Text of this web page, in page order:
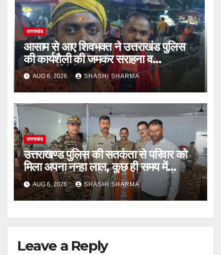
उत्तराखंड
आसाम से आए शिवभक्त ने उत्तराखंड पुलिस
की कार्यशैली की जमकर सराहना व
पुलिसकर्मियों के सहयोगात्मक व्यवहार की
खुलकर प्रशंसा
AUG 6, 2026 SHASHI SHARMA
उत्तराखंड
उत्तराखण्ड पुलिस की सतर्कता से परिवार को
मिला अपना नन्हा लाल, कुछ ही समय में
सकुशल खोजकर परिजनों के किया सुपुर्द
AUG 6, 2026 SHASHI SHARMA
Leave a Reply